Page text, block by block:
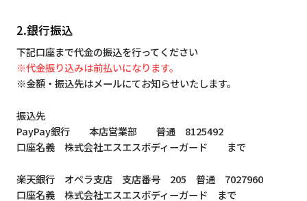
2.銀行振込
下記口座まで代金の振込を行ってください
※代金振り込みは前払いになります。
※金額・振込先はメールにてお知らせいたします。
振込先
PayPay銀行 本店営業部 普通 8125492
口座名義 株式会社エスエスボディーガード まで
楽天銀行 オペラ支店 支店番号 205 普通 7027960
口座名義 株式会社エスエスボディーガード まで